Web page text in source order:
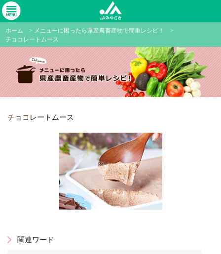
ホーム > メニューに困ったら県産農畜産物で簡単レシピ！
>
チョコレートムース
チョコレートムース
関連ワード